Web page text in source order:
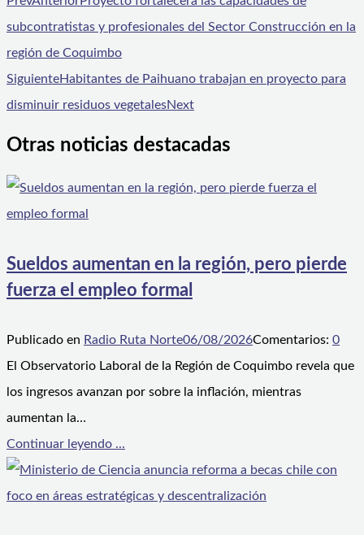
subcontratistas y profesionales del Sector Construcción en la
región de Coquimbo
SiguienteHabitantes de Paihuano trabajan en proyecto para
disminuir residuos vegetalesNext
Otras noticias destacadas
Sueldos aumentan en la región, pero pierde
fuerza el empleo formal
Publicado en Radio Ruta Norte06/08/2026Comentarios: 0
El Observatorio Laboral de la Región de Coquimbo revela que
los ingresos avanzan por sobre la inflación, mientras
aumentan la…
Continuar leyendo ...